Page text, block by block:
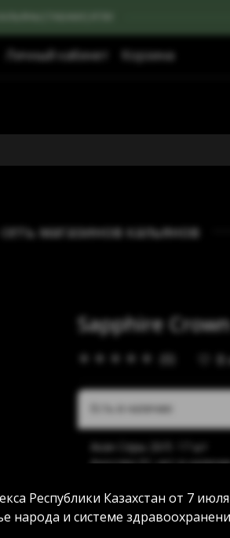
Личный кабинет Корзина
магазинов кальянов
Sapphire
В
Есть в наличии:
Акан Серы 20/5: 17 шт
Аносова 91: нет в
Мамыр 2 дом 3: 43 шт
Аксай 3 дом 7: нет в
ГРЭС: 14 шт
Республики Казахстан от 7
народа и системе